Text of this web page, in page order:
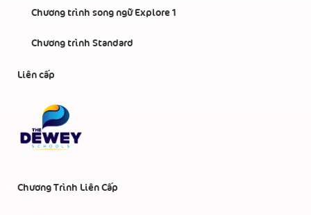
Chương trình song ngữ Explore 1
Chương trình Standard
Liên cấp
Chương Trình Liên Cấp